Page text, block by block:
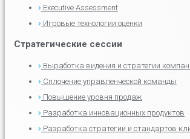
Executive Assessment
Игровые технологии оценки
Стратегические сессии
Выработка видения и стратегии
Сплочение управленческой команды
Повышение уровня продаж
Разработка инновационных продуктов
Разработка стратегии и стандартов